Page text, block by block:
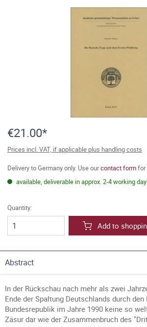
€21.00*
Prices incl. VAT, if applicable plus handling costs
Delivery to Germany only. Use ourcontact formfor
available, deliverable in approx. 2-4 working
Quantity:
Add to
Abstract
In der Rückschau nach mehr als zwei
Ende der Spaltung Deutschlands durch
Bundesrepublik im Jahre 1990 keine so
Zäsur dar wie der Zusammenbruch des